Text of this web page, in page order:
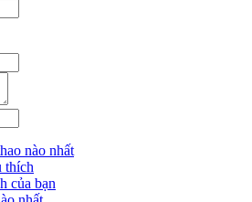
nào nhất
thích
của bạn